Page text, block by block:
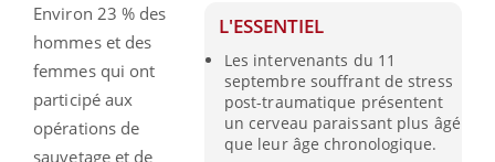
L'ESSENTIEL
Les intervenants du 11
septembre souffrant de stress
post-traumatique présentent
un cerveau paraissant plus âgé
que leur âge chronologique.
Environ 23 % des
hommes et des
femmes qui ont
participé aux
opérations de
sauvetage et de